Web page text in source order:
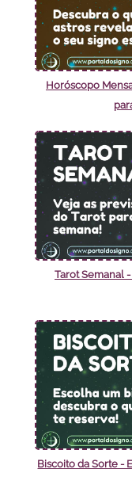
Horóscopo
Tarot Semanal
Biscoito da Sorte -